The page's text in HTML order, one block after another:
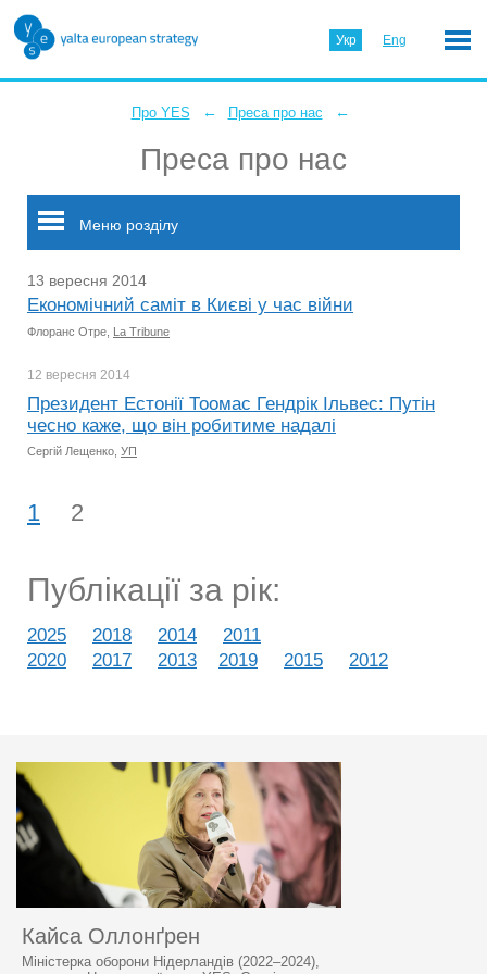
Укр Eng
Про YES ← Преса про нас ←
Преса про нас
Меню розділу
13 вересня 2014
Економічний саміт в Києві у час війни
Флоранс Отре, La Tribune
12 вересня 2014
Президент Естонії Тоомас Гендрік Ільвес: Путін
чесно каже, що він робитиме надалі
Сергій Лещенко, УП
1 2
Публікації за рік:
2025 2018 2014
2011
2020
2017 2013 2019 2015 2012
Кайса Оллонґрен
Міністерка оборони Нідерландів (2022–2024),